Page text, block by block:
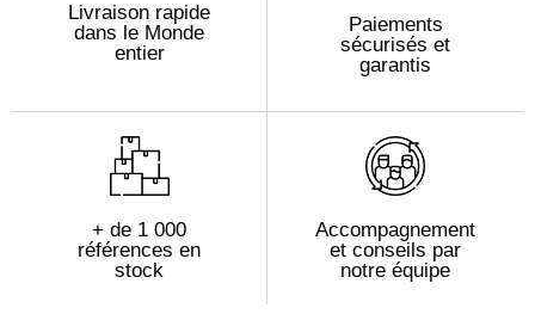
Livraison rapide
dans le Monde
entier
Paiements
sécurisés et
garantis
+ de 1 000
références en
stock
Accompagnement
et conseils par
notre équipe